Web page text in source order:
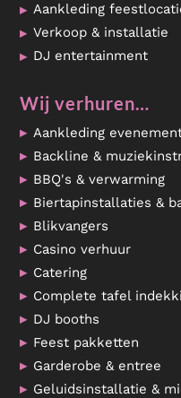
Aankleding
Verkoop & installatie
DJ entertainment
Wij verhuren…
Aankleding
Backline &
BBQ's & verwarming
Biertapinstallaties &
Blikvangers
Casino verhuur
Catering
Complete tafel
DJ booths
Feest pakketten
Garderobe & entree
Geluidsinstallatie &